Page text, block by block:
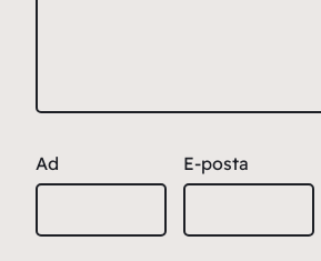
Ad E-posta